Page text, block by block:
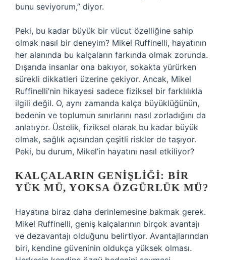
bunu seviyorum,” diyor.
Peki, bu kadar büyük bir vücut özelliğine sahip
olmak nasıl bir deneyim? Mikel Ruffinelli, hayatının
her alanında bu kalçaların farkında olmak zorunda.
Dışarıda insanlar ona bakıyor, sokakta yürürken
sürekli dikkatleri üzerine çekiyor. Ancak, Mikel
Ruffinelli’nin hikayesi sadece fiziksel bir farklılıkla
ilgili değil. O, aynı zamanda kalça büyüklüğünün,
bedenin ve toplumun sınırlarını nasıl zorladığını da
anlatıyor. Üstelik, fiziksel olarak bu kadar büyük
olmak, sağlık açısından çeşitli riskler de taşıyor.
Peki, bu durum, Mikel’in hayatını nasıl etkiliyor?
KALÇALARIN GENIŞLIĞI: BIR
YÜK MÜ, YOKSA ÖZGÜRLÜK MÜ?
Hayatına biraz daha derinlemesine bakmak gerek.
Mikel Ruffinelli, geniş kalçalarının birçok avantajı
ve dezavantajı olduğunu belirtiyor. Avantajlarından
biri, kendine güveninin oldukça yüksek olması.